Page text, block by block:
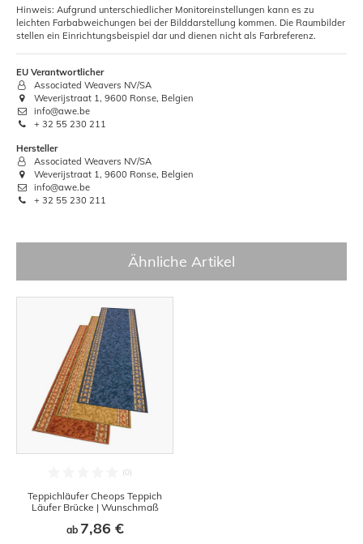
Hinweis: Aufgrund unterschiedlicher Monitoreinstellungen kann es zu
leichten Farbabweichungen bei der Bilddarstellung kommen. Die Raumbilder
stellen ein Einrichtungsbeispiel dar und dienen nicht als Farbreferenz.
EU Verantwortlicher
Associated Weavers NV/SA
Weverijstraat 1, 9600 Ronse, Belgien
info@awe.be
+ 32 55 230 211
Hersteller
Associated Weavers NV/SA
Weverijstraat 1, 9600 Ronse, Belgien
info@awe.be
+ 32 55 230 211
Ähnliche Artikel
Teppichläufer Cheops Teppich
Läufer Brücke | Wunschmaß
ab 7,86 €